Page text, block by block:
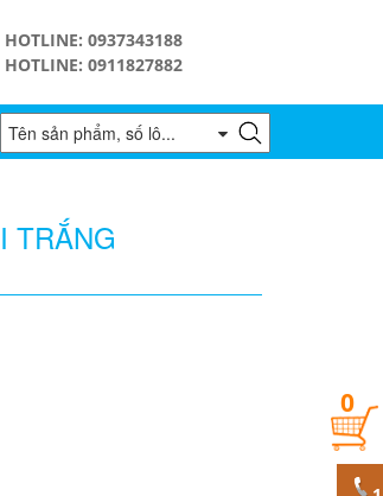
HOTLINE: 0937343188
HOTLINE: 0911827882
0
TRẮNG